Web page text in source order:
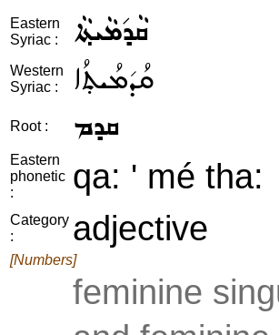
Eastern
Syriac :
ܩܵܕ݇ܡܵܝܬ݂ܵܐ
Western
Syriac :
ܩܳܕ݇ܡܳܝܬ݂ܳܐ
Root : ܩܕܡ
Eastern
phonetic
:
qa: ' mé tha:
Category
:
adjective
[Numbers]
feminine